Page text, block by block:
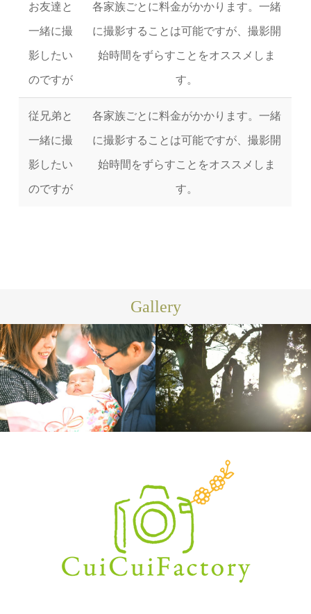
お友達と
一緒に撮
影したい
のですが
各家族ごとに料金がかかります。一緒
に撮影することは可能ですが、撮影開
始時間をずらすことをオススメしま
す。
従兄弟と
一緒に撮
影したい
のですが
各家族ごとに料金がかかります。一緒
に撮影することは可能ですが、撮影開
始時間をずらすことをオススメしま
す。
Gallery